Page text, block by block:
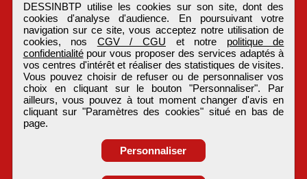
DESSINBTP utilise les cookies sur son site, dont des
cookies d'analyse d'audience. En poursuivant votre
navigation sur ce site, vous acceptez notre utilisation de
cookies, nos CGV / CGU et notre politique de
confidentialitépour vous proposer des services adaptés à
vos centres d'intérêt et réaliser des statistiques de visites.
Vous pouvez choisir de refuser ou de personnaliser vos
choix en cliquant sur le bouton "Personnaliser". Par
ailleurs, vous pouvez à tout moment changer d'avis en
cliquant sur "Paramètres des cookies" situé en bas de
page.
Personnaliser